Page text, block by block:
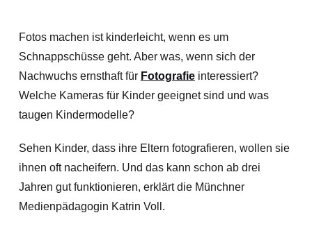
Fotos machen ist kinderleicht, wenn es um
Schnappschüsse geht. Aber was, wenn sich der
Nachwuchs ernsthaft für Fotografieinteressiert?
Welche Kameras für Kinder geeignet sind und was
taugen Kindermodelle?
Sehen Kinder, dass ihre Eltern fotografieren, wollen sie
ihnen oft nacheifern. Und das kann schon ab drei
Jahren gut funktionieren, erklärt die Münchner
Medienpädagogin Katrin Voll.